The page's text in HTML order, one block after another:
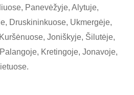
Panevėžyje, Alytuje,
Druskininkuose, Ukmergėje,
Joniškyje, Šilutėje,
Kretingoje, Jonavoje,